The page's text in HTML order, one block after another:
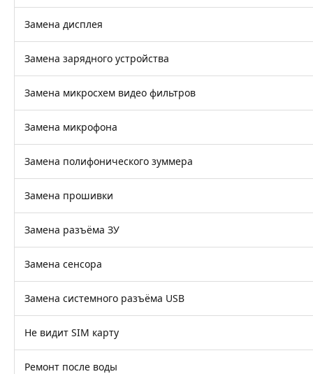
Замена дисплея
Замена зарядного устройства
Замена микросхем видео фильтров
Замена микрофона
Замена полифонического зуммера
Замена прошивки
Замена разъёма ЗУ
Замена сенсора
Замена системного разъёма USB
Не видит SIM карту
Ремонт после воды